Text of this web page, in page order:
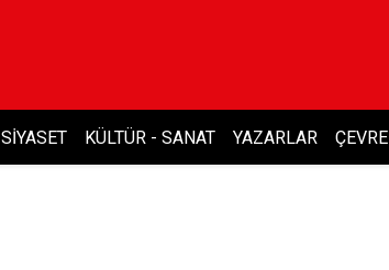
SIYASET KÜLTÜR - SANAT YAZARLAR ÇEVRE